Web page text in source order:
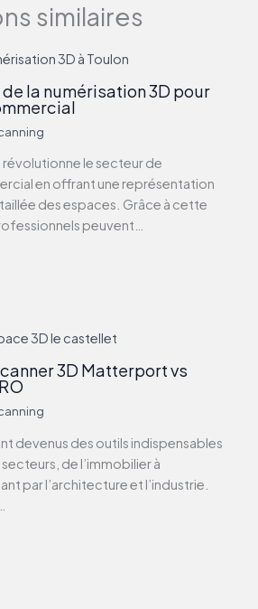
similaires
la numérisation 3D pour
révolutionne le secteur de
en offrant une représentation
des espaces. Grâce à cette
peuvent…
3D Matterport vs
devenus des outils indispensables
de l’immobilier à
par l’architecture et l’industrie.